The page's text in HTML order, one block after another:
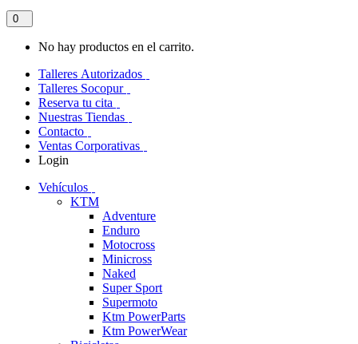
0
No hay productos en el carrito.
Talleres Autorizados
Talleres Socopur
Reserva tu cita
Nuestras Tiendas
Contacto
Ventas Corporativas
Login
Vehículos
KTM
Adventure
Enduro
Motocross
Minicross
Naked
Super Sport
Supermoto
Ktm PowerParts
Ktm PowerWear